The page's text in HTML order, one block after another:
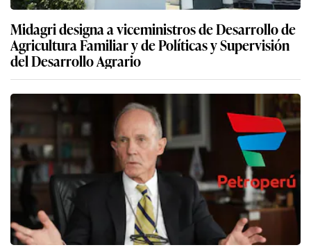
Midagri designa a viceministros de Desarrollo de
Agricultura Familiar y de Políticas y Supervisión
del Desarrollo Agrario